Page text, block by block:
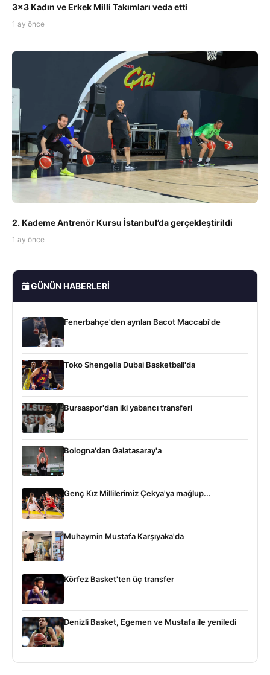
3x3 Kadın ve Erkek Milli Takımları veda etti
1 ay önce
2. Kademe Antrenör Kursu İstanbul’da gerçekleştirildi
1 ay önce
GÜNÜN HABERLERI
Fenerbahçe'den ayrılan Bacot Maccabi'de
Toko Shengelia Dubai Basketball'da
Bursaspor'dan iki yabancı transferi
Bologna'dan Galatasaray'a
Genç Kız Millilerimiz Çekya'ya mağlup...
Muhaymin Mustafa Karşıyaka'da
Körfez Basket'ten üç transfer
Denizli Basket, Egemen ve Mustafa ile yeniledi